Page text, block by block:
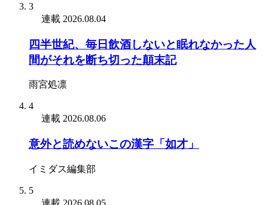
3
連載 2026.08.04
四半世紀、毎日飲酒しないと眠れなかった人
間がそれを断ち切った顛末記
雨宮処凛
4
連載 2026.08.06
意外と読めないこの漢字「如才」
イミダス編集部
5
連載 2026.08.05